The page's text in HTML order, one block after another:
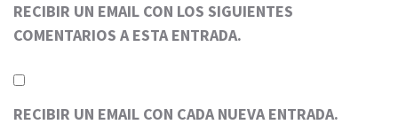
RECIBIR UN EMAIL CON LOS SIGUIENTES
COMENTARIOS A ESTA ENTRADA.
RECIBIR UN EMAIL CON CADA NUEVA ENTRADA.